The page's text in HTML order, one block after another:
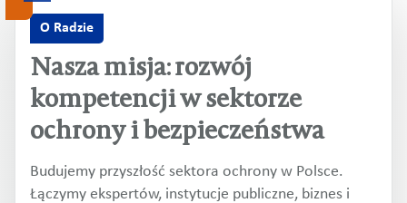
O Radzie
Nasza misja: rozwój
kompetencji w sektorze
ochrony i bezpieczeństwa
Budujemy przyszłość sektora ochrony w Polsce.
Łączymy ekspertów, instytucje publiczne, biznes i